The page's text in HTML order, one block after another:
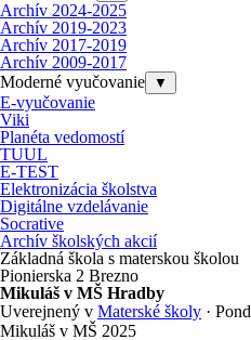
Archív 2024-2025
Archív 2019-2023
Archív 2017-2019
Archív 2009-2017
Moderné vyučovanie
▼
E-vyučovanie
Viki
Planéta vedomostí
TUUL
E-TEST
Elektronizácia školstva
Digitálne vzdelávanie
Socrative
Archív školských akcií
Základná škola s materskou školou
Pionierska 2 Brezno
Mikuláš v MŠ Hradby
Uverejnený v Materské školy ·
Mikuláš v MŠ 2025